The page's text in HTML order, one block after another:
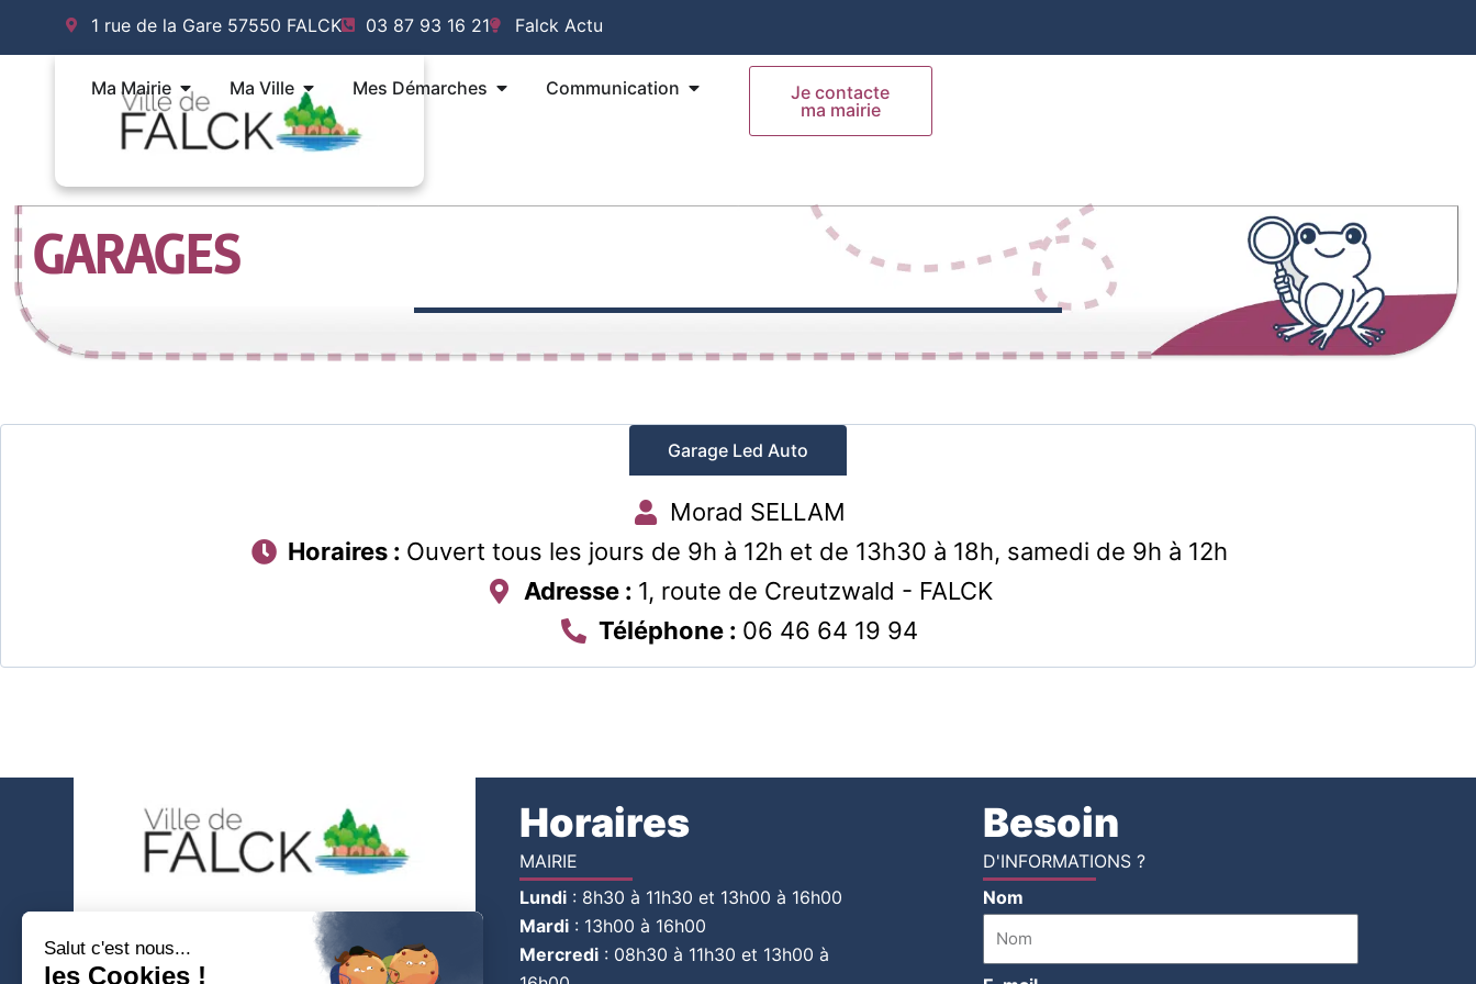
1 rue de la Gare 57550 FALCK 03 87 93 16 21 Falck Actu
Ma Mairie Ouvrir Ma Mairie
Ma Ville Ouvrir Ma Ville
Mes Démarches Ouvrir Mes Démarches
Communication Ouvrir Communication
Je contacte
ma mairie
GARAGES
Garage Led Auto
Morad SELLAM
Horaires : Ouvert tous les jours de 9h à 12h et de 13h30 à 18h, samedi de 9h à 12h
Adresse : 1, route de Creutzwald - FALCK
Téléphone : 06 46 64 19 94
ADRESSE
1 rue de la Gare 57550 FALCK
Horaires
MAIRIE
Lundi : 8h30 à 11h30 et 13h00 à 16h00
Mardi : 13h00 à 16h00
Mercredi : 08h30 à 11h30 et 13h00 à
Besoin
D'INFORMATIONS ?
Nom